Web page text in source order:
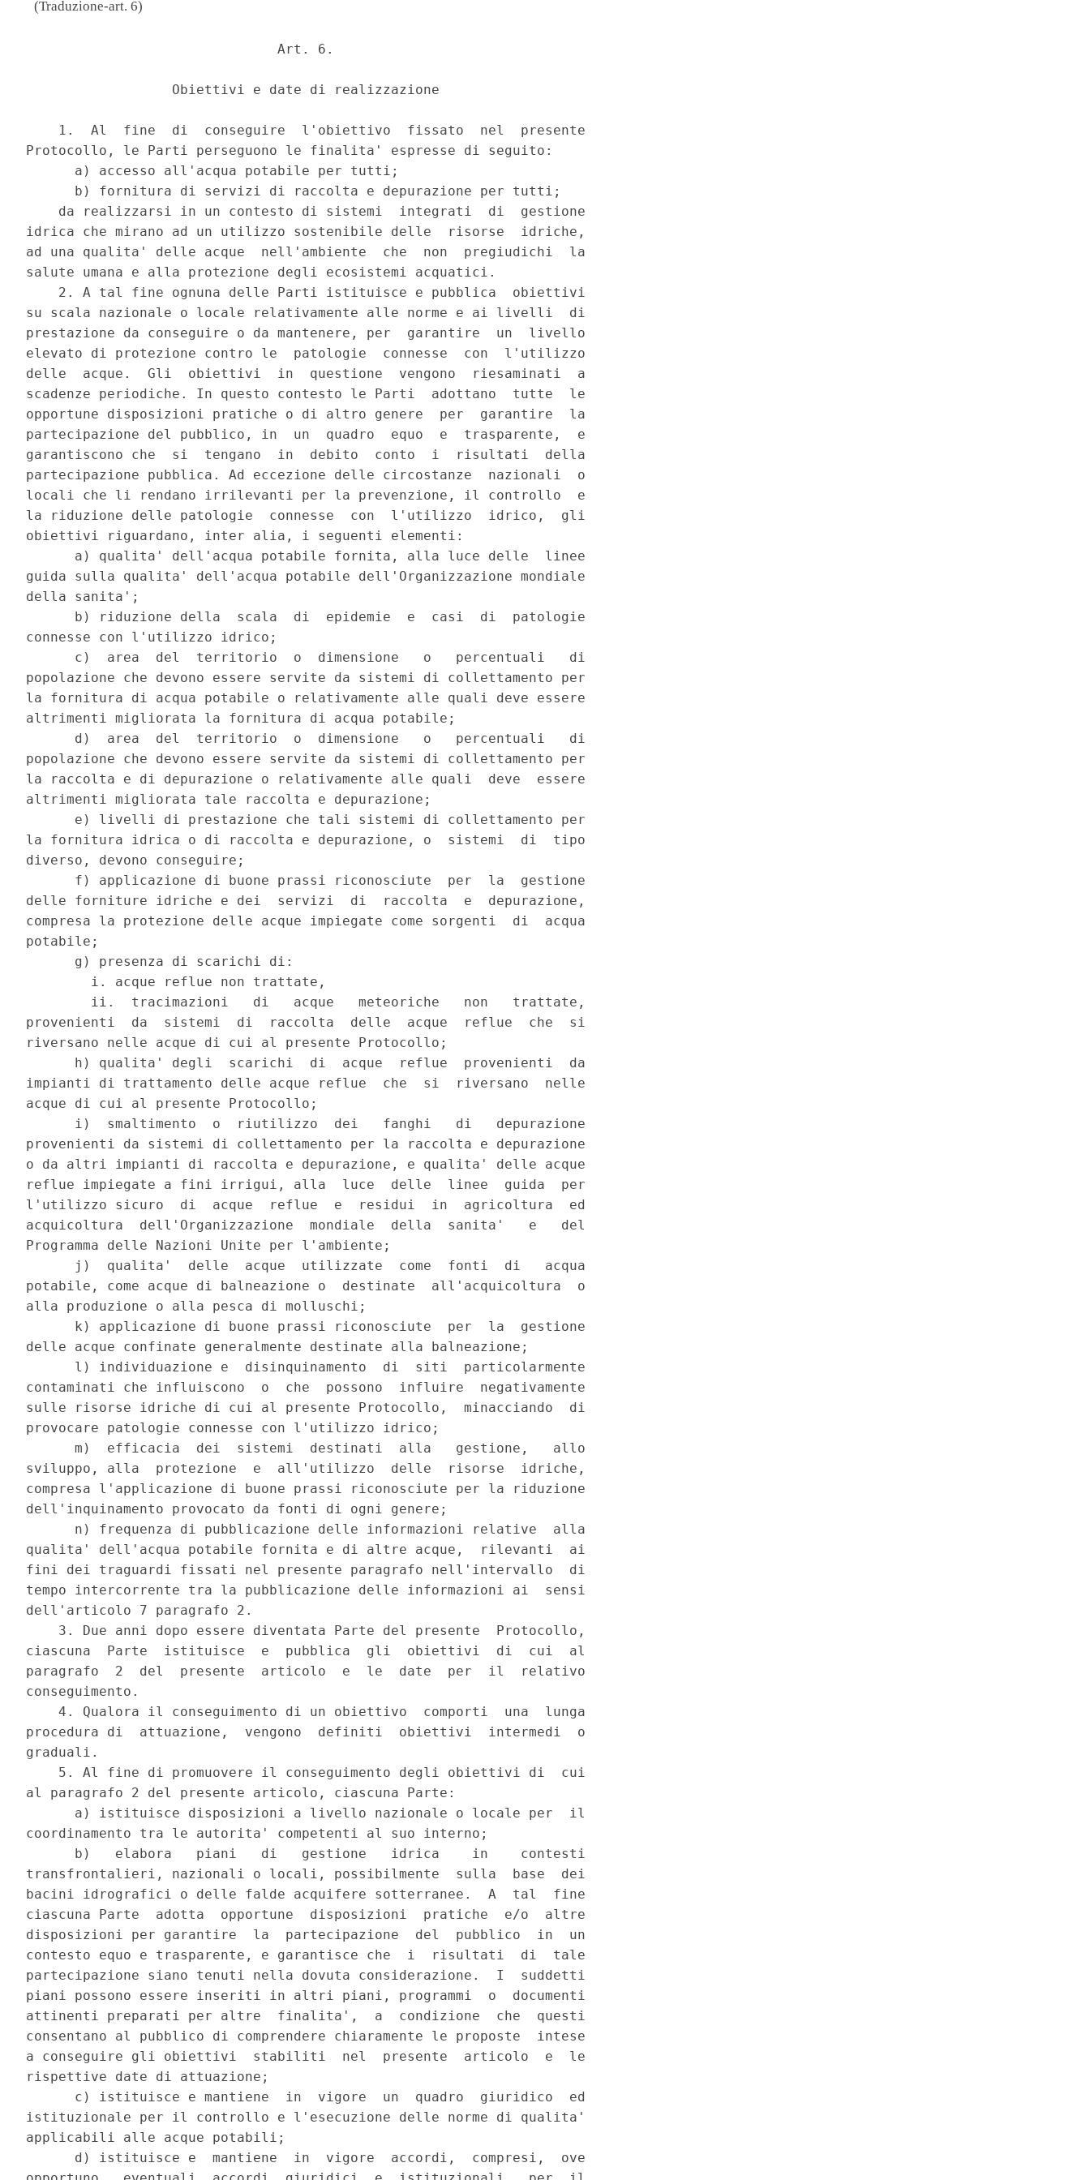
(Traduzione-art. 6)
                               Art. 6.
                  Obiettivi e date di realizzazione
    1.  Al  fine  di  conseguire  l'obiettivo  fissato  nel  presente
Protocollo, le Parti perseguono le finalita' espresse di seguito:
      a) accesso all'acqua potabile per tutti;
      b) fornitura di servizi di raccolta e depurazione per tutti;
    da realizzarsi in un contesto di sistemi  integrati  di  gestione
idrica che mirano ad un utilizzo sostenibile delle  risorse  idriche,
ad una qualita' delle acque  nell'ambiente  che  non  pregiudichi  la
salute umana e alla protezione degli ecosistemi acquatici.
    2. A tal fine ognuna delle Parti istituisce e pubblica  obiettivi
su scala nazionale o locale relativamente alle norme e ai livelli  di
prestazione da conseguire o da mantenere, per  garantire  un  livello
elevato di protezione contro le  patologie  connesse  con  l'utilizzo
delle  acque.  Gli  obiettivi  in  questione  vengono  riesaminati  a
scadenze periodiche. In questo contesto le Parti  adottano  tutte  le
opportune disposizioni pratiche o di altro genere  per  garantire  la
partecipazione del pubblico, in  un  quadro  equo  e  trasparente,  e
garantiscono che  si  tengano  in  debito  conto  i  risultati  della
partecipazione pubblica. Ad eccezione delle circostanze  nazionali  o
locali che li rendano irrilevanti per la prevenzione, il controllo  e
la riduzione delle patologie  connesse  con  l'utilizzo  idrico,  gli
obiettivi riguardano, inter alia, i seguenti elementi:
      a) qualita' dell'acqua potabile fornita, alla luce delle  linee
guida sulla qualita' dell'acqua potabile dell'Organizzazione mondiale
della sanita';
      b) riduzione della  scala  di  epidemie  e  casi  di  patologie
connesse con l'utilizzo idrico;
      c)  area  del  territorio  o  dimensione   o   percentuali   di
popolazione che devono essere servite da sistemi di collettamento per
la fornitura di acqua potabile o relativamente alle quali deve essere
altrimenti migliorata la fornitura di acqua potabile;
      d)  area  del  territorio  o  dimensione   o   percentuali   di
popolazione che devono essere servite da sistemi di collettamento per
la raccolta e di depurazione o relativamente alle quali  deve  essere
altrimenti migliorata tale raccolta e depurazione;
      e) livelli di prestazione che tali sistemi di collettamento per
la fornitura idrica o di raccolta e depurazione, o  sistemi  di  tipo
diverso, devono conseguire;
      f) applicazione di buone prassi riconosciute  per  la  gestione
delle forniture idriche e dei  servizi  di  raccolta  e  depurazione,
compresa la protezione delle acque impiegate come sorgenti  di  acqua
potabile;
      g) presenza di scarichi di:
        i. acque reflue non trattate,
        ii.  tracimazioni   di   acque   meteoriche   non   trattate,
provenienti  da  sistemi  di  raccolta  delle  acque  reflue  che  si
riversano nelle acque di cui al presente Protocollo;
      h) qualita' degli  scarichi  di  acque  reflue  provenienti  da
impianti di trattamento delle acque reflue  che  si  riversano  nelle
acque di cui al presente Protocollo;
      i)  smaltimento  o  riutilizzo  dei   fanghi   di   depurazione
provenienti da sistemi di collettamento per la raccolta e depurazione
o da altri impianti di raccolta e depurazione, e qualita' delle acque
reflue impiegate a fini irrigui, alla  luce  delle  linee  guida  per
l'utilizzo sicuro  di  acque  reflue  e  residui  in  agricoltura  ed
acquicoltura  dell'Organizzazione  mondiale  della  sanita'   e   del
Programma delle Nazioni Unite per l'ambiente;
      j)  qualita'  delle  acque  utilizzate  come  fonti  di   acqua
potabile, come acque di balneazione o  destinate  all'acquicoltura  o
alla produzione o alla pesca di molluschi;
      k) applicazione di buone prassi riconosciute  per  la  gestione
delle acque confinate generalmente destinate alla balneazione;
      l) individuazione e  disinquinamento  di  siti  particolarmente
contaminati che influiscono  o  che  possono  influire  negativamente
sulle risorse idriche di cui al presente Protocollo,  minacciando  di
provocare patologie connesse con l'utilizzo idrico;
      m)  efficacia  dei  sistemi  destinati  alla   gestione,   allo
sviluppo, alla  protezione  e  all'utilizzo  delle  risorse  idriche,
compresa l'applicazione di buone prassi riconosciute per la riduzione
dell'inquinamento provocato da fonti di ogni genere;
      n) frequenza di pubblicazione delle informazioni relative  alla
qualita' dell'acqua potabile fornita e di altre acque,  rilevanti  ai
fini dei traguardi fissati nel presente paragrafo nell'intervallo  di
tempo intercorrente tra la pubblicazione delle informazioni ai  sensi
dell'articolo 7 paragrafo 2.
    3. Due anni dopo essere diventata Parte del presente  Protocollo,
ciascuna  Parte  istituisce  e  pubblica  gli  obiettivi  di  cui  al
paragrafo  2  del  presente  articolo  e  le  date  per  il  relativo
conseguimento.
    4. Qualora il conseguimento di un obiettivo  comporti  una  lunga
procedura di  attuazione,  vengono  definiti  obiettivi  intermedi  o
graduali.
    5. Al fine di promuovere il conseguimento degli obiettivi di  cui
al paragrafo 2 del presente articolo, ciascuna Parte:
      a) istituisce disposizioni a livello nazionale o locale per  il
coordinamento tra le autorita' competenti al suo interno;
      b)   elabora   piani   di   gestione   idrica    in    contesti
transfrontalieri, nazionali o locali, possibilmente  sulla  base  dei
bacini idrografici o delle falde acquifere sotterranee.  A  tal  fine
ciascuna Parte  adotta  opportune  disposizioni  pratiche  e/o  altre
disposizioni per garantire  la  partecipazione  del  pubblico  in  un
contesto equo e trasparente, e garantisce che  i  risultati  di  tale
partecipazione siano tenuti nella dovuta considerazione.  I  suddetti
piani possono essere inseriti in altri piani, programmi  o  documenti
attinenti preparati per altre  finalita',  a  condizione  che  questi
consentano al pubblico di comprendere chiaramente le proposte  intese
a conseguire gli obiettivi  stabiliti  nel  presente  articolo  e  le
rispettive date di attuazione;
      c) istituisce e mantiene  in  vigore  un  quadro  giuridico  ed
istituzionale per il controllo e l'esecuzione delle norme di qualita'
applicabili alle acque potabili;
      d) istituisce e  mantiene  in  vigore  accordi,  compresi,  ove